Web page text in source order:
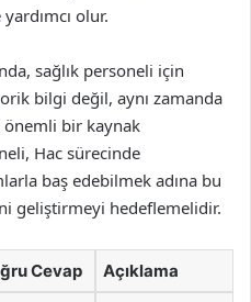
olur.
sağlık personeli için
bilgi değil, aynı zamanda
önemli bir kaynak
Hac sürecinde
baş edebilmek adına bu
geliştirmeyi hedeflemelidir.
Cevap Açıklama